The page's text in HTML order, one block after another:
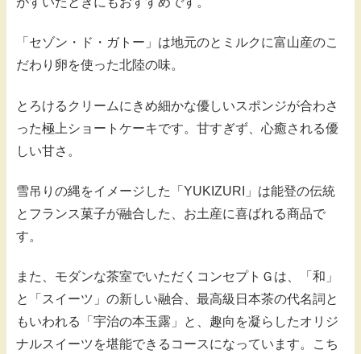
「セゾン・ド・ガトー」は地元のとミルクに富山産のこ
だわり卵を使った北陸の味。
とろけるクリームにきめ細かな優しいスポンジが合わさ
った極上ショートケーキです。甘すぎず、心癒される優
しい甘さ。
雪吊りの縄をイメージした「YUKIZURI」は能登の伝統
とフランス菓子が融合した、お土産に喜ばれる商品で
す。
また、モダンな茶室でいただくコンセプトＧは、「和」
と「スイーツ」の新しい融合、最高級日本茶の代名詞と
もいわれる「宇治の本玉露」と、趣向を凝らしたオリジ
ナルスイーツを堪能できるコースになっています。こち